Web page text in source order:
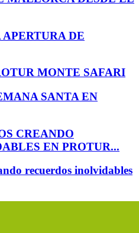
DE
MONTE SAFARI
SANTA EN
CREANDO
EN PROTUR...
recuerdos inolvidables